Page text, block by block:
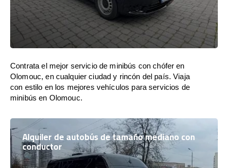
Contrata el mejor servicio de minibús con chófer en
Olomouc, en cualquier ciudad y rincón del país. Viaja
con estilo en los mejores vehículos para servicios de
minibús en Olomouc.
Alquiler de autobús de tamaño mediano con
conductor